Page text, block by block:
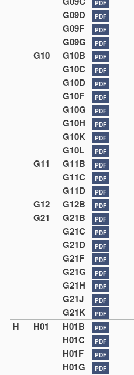
PDF
G09D PDF
G09F PDF
G09G PDF
G10 G10B PDF
G10C PDF
G10D PDF
G10F PDF
G10G PDF
G10H PDF
G10K PDF
G10L PDF
G11 G11B PDF
G11C PDF
G11D PDF
G12 G12B PDF
G21 G21B PDF
G21C PDF
G21D PDF
G21F PDF
G21G PDF
G21H PDF
G21J PDF
G21K PDF
H H01 H01B PDF
H01C PDF
H01F PDF
H01G PDF